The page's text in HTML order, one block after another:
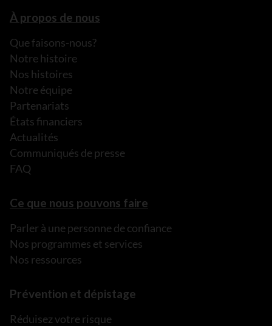
À propos de nous
Que faisons-nous?
Notre histoire
Nos histoires
Notre équipe
Partenariats
États financiers
Actualités
Communiqués de presse
FAQ
Ce que nous pouvons faire
Parler à une personne de confiance
Nos programmes et services
Nos ressources
Prévention et dépistage
Réduisez votre risque